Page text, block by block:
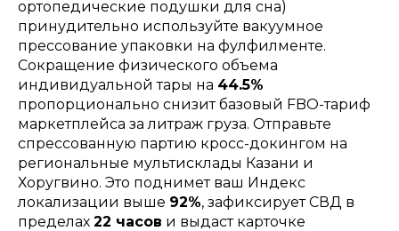
ортопедические подушки для сна)
принудительно используйте вакуумное
прессование упаковки на фулфилменте.
Сокращение физического объема
индивидуальной тары на 44.5%
пропорционально снизит базовый FBO-тариф
маркетплейса за литраж груза. Отправьте
спрессованную партию кросс-докингом на
региональные мультисклады Казани и
Хоругвино. Это поднимет ваш Индекс
локализации выше 92%, зафиксирует СВД в
пределах 22 часов и выдаст карточке